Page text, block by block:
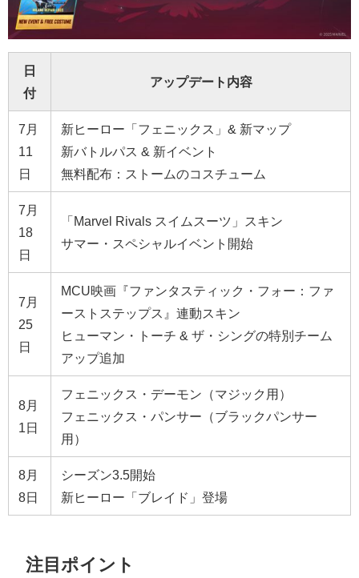
日
付
アップデート内容
7月
11
日
新ヒーロー「フェニックス」& 新マップ
新バトルパス & 新イベント
無料配布：ストームのコスチューム
7月
18
日
「Marvel Rivals スイムスーツ」スキン
サマー・スペシャルイベント開始
7月
25
日
MCU映画『ファンタスティック・フォー：ファ
ーストステップス』連動スキン
ヒューマン・トーチ & ザ・シングの特別チーム
アップ追加
8月
1日
フェニックス・デーモン（マジック用）
フェニックス・パンサー（ブラックパンサー
用）
8月
8日
シーズン3.5開始
新ヒーロー「ブレイド」登場
注目ポイント